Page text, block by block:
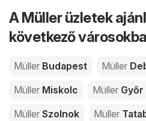
A Müller üzletek
következő
Müller Budapest Müller
Müller Miskolc Müller Győr
Müller Szolnok Müller